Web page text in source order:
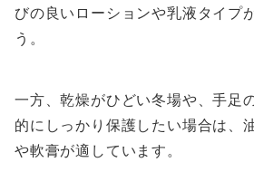
びの良いローションや乳液タイプ
う。
一方、乾燥がひどい冬場や、手足
的にしっかり保護したい場合は、
や軟膏が適しています。